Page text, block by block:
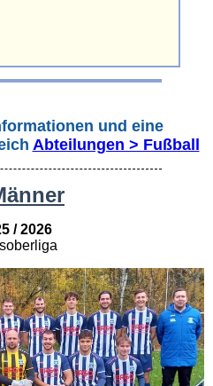
und eine
Abteilungen > Fußball
/ 2026